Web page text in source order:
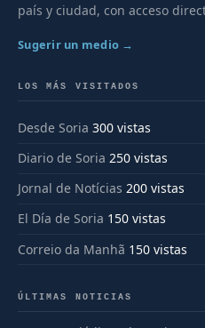
país y ciudad, con acceso
Sugerir un medio →
LOS MÁS VISITADOS
Desde Soria 300 vistas
Diario de Soria 250 vistas
Jornal de Notícias 200 vistas
El Día de Soria 150 vistas
Correio da Manhã 150 vistas
ÚLTIMAS NOTICIAS